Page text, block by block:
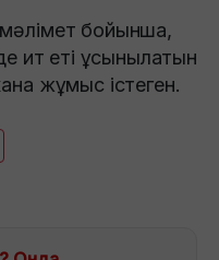
бойынша,
ит еті ұсынылатын
жұмыс істеген.